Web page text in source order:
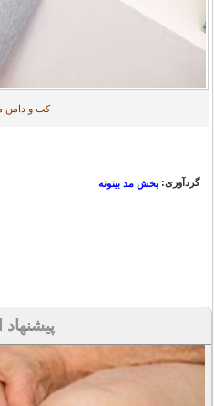
کت و دامن
گردآوری: بخش مد بیتوته
پیشنهاد